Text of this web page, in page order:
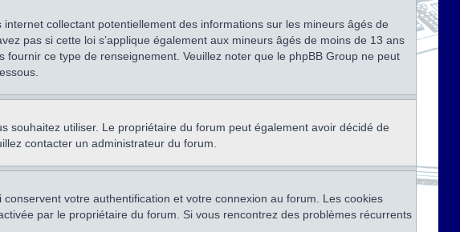
collectant potentiellement des informations sur les mineurs âgés de
pas si cette loi s’applique également aux mineurs âgés de moins de 13 ans
ce type de renseignement. Veuillez noter que le phpBB Group ne peut
souhaitez utiliser. Le propriétaire du forum peut également avoir décidé de
contacter un administrateur du forum.
votre authentification et votre connexion au forum. Les cookies
par le propriétaire du forum. Si vous rencontrez des problèmes récurrents